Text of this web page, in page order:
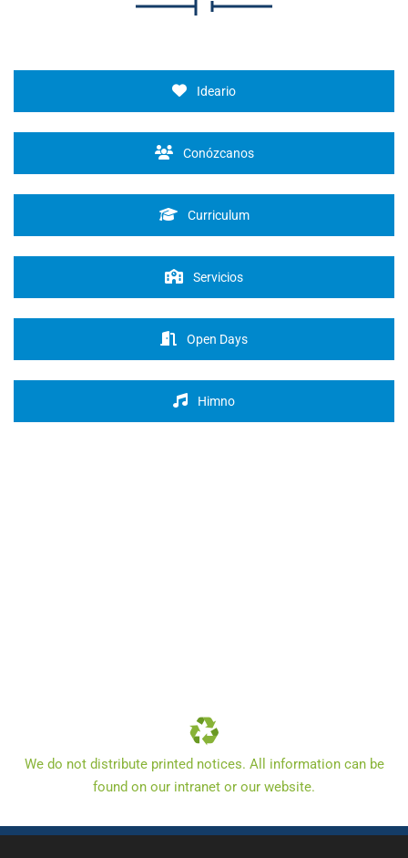
Ideario
Conózcanos
Curriculum
Servicios
Open Days
Himno
We do not distribute printed notices. All information can be
found on our intranet or our website.